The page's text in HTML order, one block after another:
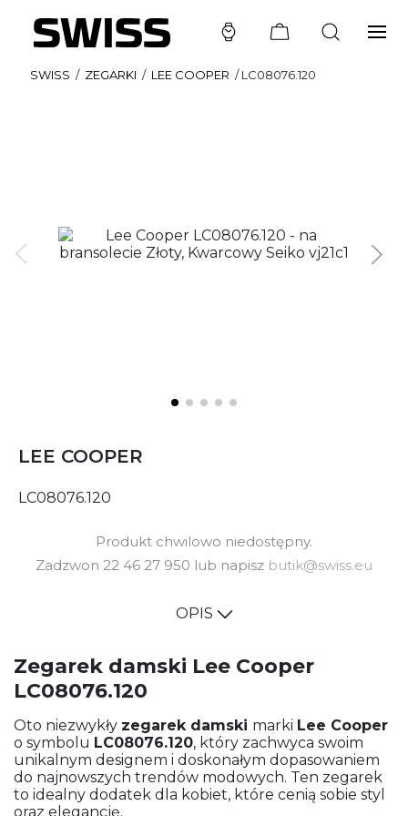
SWISS / ZEGARKI / LEE COOPER /LC08076.120
LEE COOPER
LC08076.120
Produkt chwilowo niedostępny.
Zadzwon 22 46 27 950 lub napisz butik@swiss.eu
OPIS
Zegarek damski Lee Cooper
LC08076.120
Oto niezwykły zegarek damski marki Lee Cooper
o symbolu LC08076.120, który zachwyca swoim
unikalnym designem i doskonałym dopasowaniem
do najnowszych trendów modowych. Ten zegarek
to idealny dodatek dla kobiet, które cenią sobie styl
oraz elegancję.